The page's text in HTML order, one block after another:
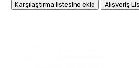
Karşılaştırma listesine ekle
Alışveriş